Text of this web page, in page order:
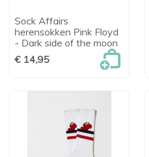
Sock Affairs
herensokken Pink Floyd
- Dark side of the moon
€ 14,95